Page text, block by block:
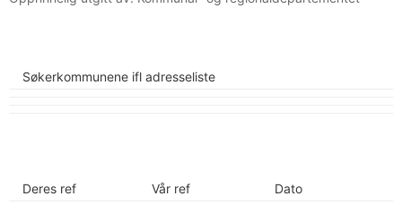
Søkerkommunene ifl adresseliste
Deres ref Vår ref
Dato